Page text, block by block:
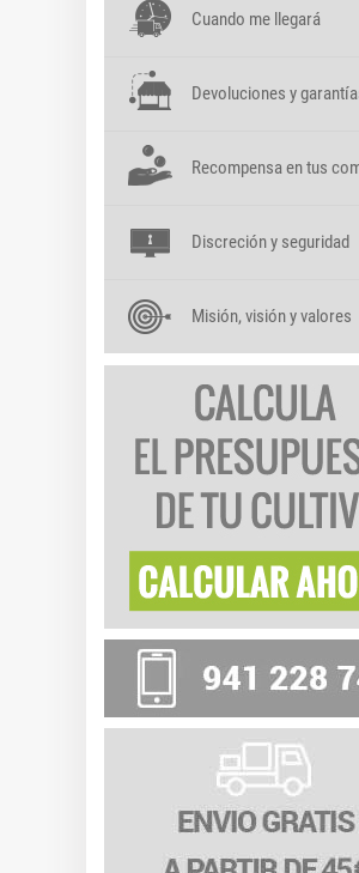
Cuando me llegará
Devoluciones y
Recompensa en tus
Discreción y seguridad
Misión, visión y valores